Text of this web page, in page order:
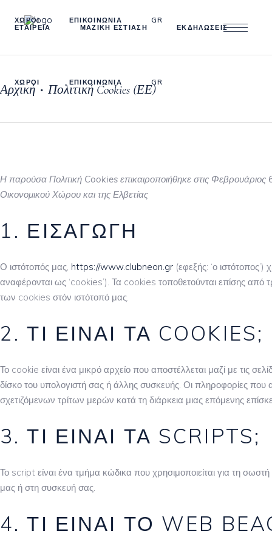
ΕΤΑΙΡΕΙΑ ΜΑΖΙΚΗ ΕΣΤΙΑΣΗ ΕΚΔΗΛΩΣΕΙΣ
ΧΩΡΟΙ ΕΠΙΚΟΙΝΩΝΙΑ GR
ΧΩΡΟΙ ΕΠΙΚΟΙΝΩΝΙΑ GR
Αρχική • Πολιτική Cookies (ΕΕ)
Η παρούσα Πολιτική Cookies επικαιροποιήθηκε στις Φεβρουάριος
Οικονομικού Χώρου και της Ελβετίας
1. ΕΙΣΑΓΩΓΉ
Ο ιστότοπός μας, https://www.clubneon.gr (εφεξής: ‘ο ιστότοπος’)
αναφέρονται ως ‘cookies’). Τα cookies τοποθετούνται επίσης
των cookies στόν ιστότοπό μας.
2. ΤΙ ΕΊΝΑΙ ΤΑ COOKIES;
Το cookie είναι ένα μικρό αρχείο που αποστέλλεται μαζί με τις
δίσκο του υπολογιστή σας ή άλλης συσκευής. Οι πληροφορίες που
σχετιζόμενων τρίτων μερών κατά τη διάρκεια μιας επόμενης
3. ΤΙ ΕΊΝΑΙ ΤΑ SCRIPTS;
Το script είναι ένα τμήμα κώδικα που χρησιμοποιείται για τη σωστή
μας ή στη συσκευή σας.
4. ΤΙ ΕΊΝΑΙ ΤΟ WEB